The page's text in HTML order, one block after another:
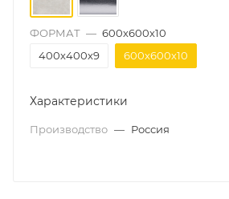
ФОРМАТ — 600х600х10
400х400х9
600х600х10
Характеристики
Производство — Россия